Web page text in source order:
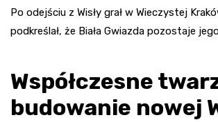
Po odejściu z Wisły grał w Wieczystej
podkreślał, że Biała Gwiazda pozostaje
Współczesne
budowanie nowej